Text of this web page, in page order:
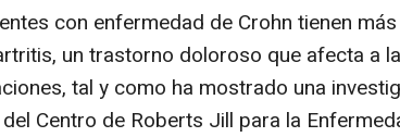
con enfermedad de Crohn tienen
un trastorno doloroso que afecta a
tal y como ha mostrado una
Centro de Roberts Jill para la